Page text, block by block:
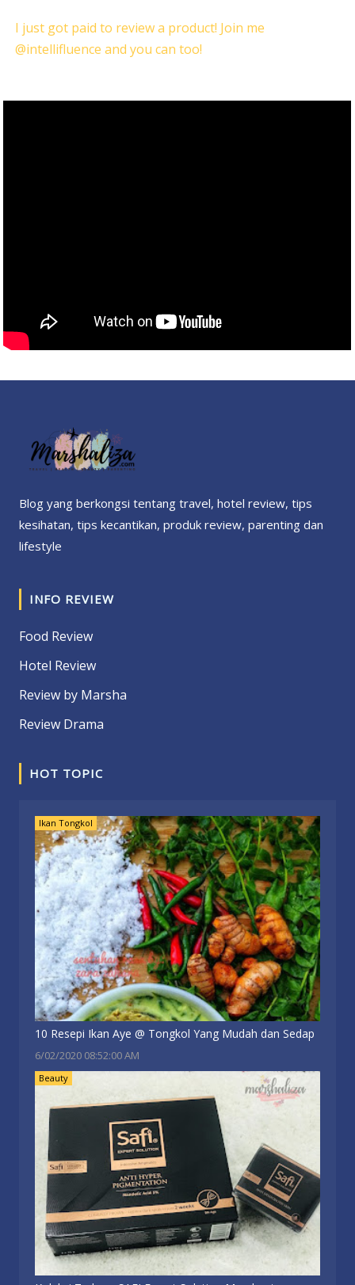
I just got paid to review a product! Join me
@intellifluence and you can too!
Blog yang berkongsi tentang travel, hotel review, tips
kesihatan, tips kecantikan, produk review, parenting dan
lifestyle
INFO REVIEW
Food Review
Hotel Review
Review by Marsha
Review Drama
HOT TOPIC
Ikan Tongkol
10 Resepi Ikan Aye @ Tongkol Yang Mudah dan Sedap
6/02/2020 08:52:00 AM
Beauty